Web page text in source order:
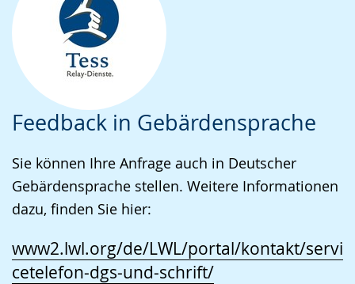
Feedback in Gebärdensprache
Sie können Ihre Anfrage auch in Deutscher
Gebärdensprache stellen. Weitere Informationen
dazu, finden Sie hier:
www2.lwl.org/de/LWL/portal/kontakt/servi
cetelefon-dgs-und-schrift/